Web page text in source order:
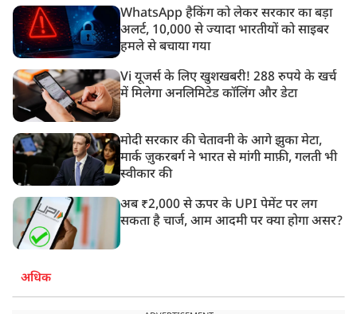
WhatsApp हैकिंग को लेकर सरकार का बड़ा
अलर्ट, 10,000 से ज्यादा भारतीयों को साइबर
हमले से बचाया गया
Vi यूजर्स के लिए खुशखबरी! 288 रुपये के खर्च
में मिलेगा अनलिमिटेड कॉलिंग और डेटा
मोदी सरकार की चेतावनी के आगे झुका मेटा,
मार्क ज़ुकरबर्ग ने भारत से मांगी माफ़ी, गलती भी
स्वीकार की
अब ₹2,000 से ऊपर के UPI पेमेंट पर लग
सकता है चार्ज, आम आदमी पर क्या होगा असर?
अधिक